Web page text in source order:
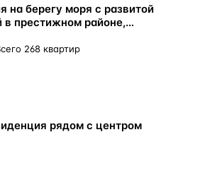
на берегу моря с развитой
в престижном районе,
268 квартир
рядом с центром